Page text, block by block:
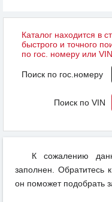
Каталог находится в
быстрого и точного
по гос. номеру или
Поиск по гос.номеру
Поиск по VIN
К сожалению
заполнен. Обратитесь
он поможет подобрать